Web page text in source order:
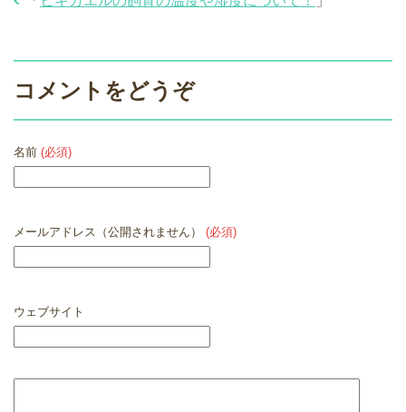
コメントをどうぞ
名前 (必須)
メールアドレス（公開されません） (必須)
ウェブサイト